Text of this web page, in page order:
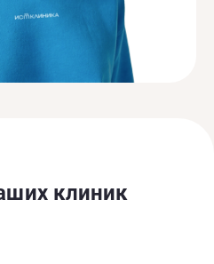
клиник